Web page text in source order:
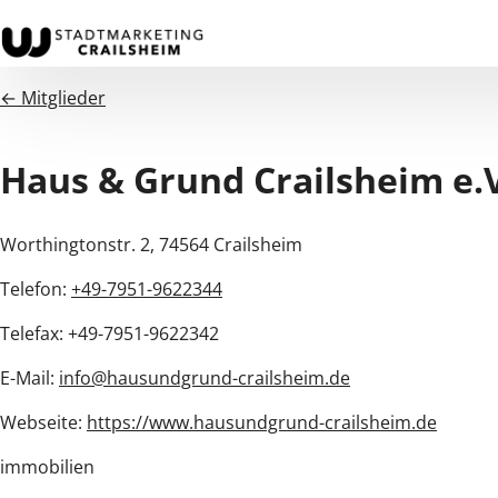
← Mitglieder
Haus & Grund Crailsheim
Worthingtonstr. 2, 74564 Crailsheim
Telefon: +49-7951-9622344
Telefax: +49-7951-9622342
E-Mail: info@hausundgrund-crailsheim.de
Webseite: https://www.hausundgrund-crailsheim.de
immobilien